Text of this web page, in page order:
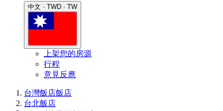
中文 · TWD · TW
上架您的房源
行程
意見反應
台灣飯店飯店
台北飯店